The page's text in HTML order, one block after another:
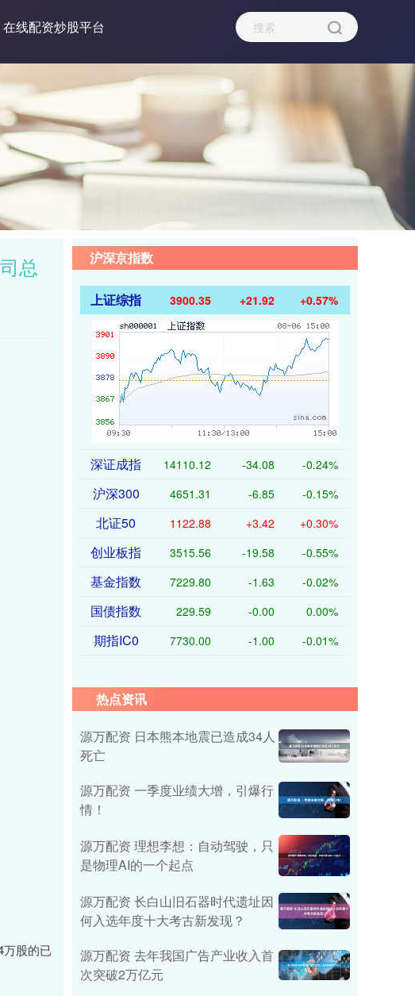
在线配资炒股平台
总
股的已
沪深京指数
上证综指 3900.35 +21.92 +0.57%
深证成指 14110.12 -34.08 -0.24%
沪深300 4651.31 -6.85 -0.15%
北证50 1122.88 +3.42 +0.30%
创业板指 3515.56 -19.58 -0.55%
基金指数 7229.80 -1.63 -0.02%
国债指数 229.59 -0.00 0.00%
期指IC0 7730.00 -1.00 -0.01%
热点资讯
源万配资 日本熊本地震已造成34人
死亡
源万配资 一季度业绩大增，引爆行
情！
源万配资 理想李想：自动驾驶，只
是物理AI的一个起点
源万配资 长白山旧石器时代遗址因
何入选年度十大考古新发现？
源万配资 去年我国广告产业收入首
次突破2万亿元